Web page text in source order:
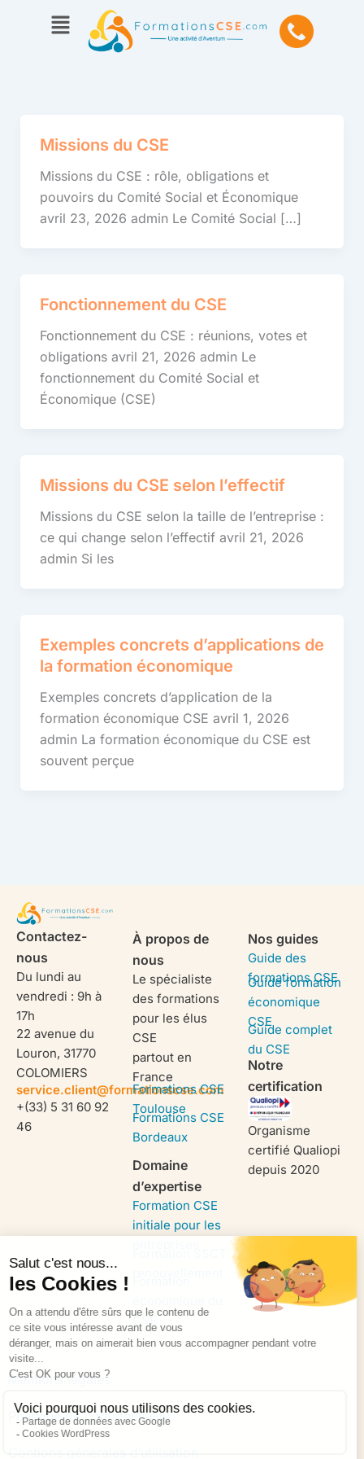
Menu
Missions du CSE
Missions du CSE : rôle, obligations et
pouvoirs du Comité Social et Économique
avril 23, 2026 admin Le Comité Social […]
Fonctionnement du CSE
Fonctionnement du CSE : réunions, votes et
obligations avril 21, 2026 admin Le
fonctionnement du Comité Social et
Économique (CSE)
Missions du CSE selon l’effectif
Missions du CSE selon la taille de l’entreprise :
ce qui change selon l’effectif avril 21, 2026
admin Si les
Exemples concrets d’applications de
la formation économique
Exemples concrets d’application de la
formation économique CSE avril 1, 2026
admin La formation économique du CSE est
souvent perçue
Contactez-
nous
Du lundi au
vendredi : 9h à
17h
22 avenue du
Louron, 31770
COLOMIERS
service.client@formationscse.com
+(33) 5 31 60 92
46
À propos de
nous
Le spécialiste
des formations
pour les élus
CSE
partout en
France
Formations CSE
Toulouse
Formations CSE
Bordeaux
Domaine
d’expertise
Formation CSE
initiale pour les
CSE
Nos guides
Guide des
formations CSE
Guide formation
économique
CSE
Guide complet
du CSE
Notre
certification
Organisme
certifié Qualiopi
depuis 2020
Mentions légales
Politique de confidentialité